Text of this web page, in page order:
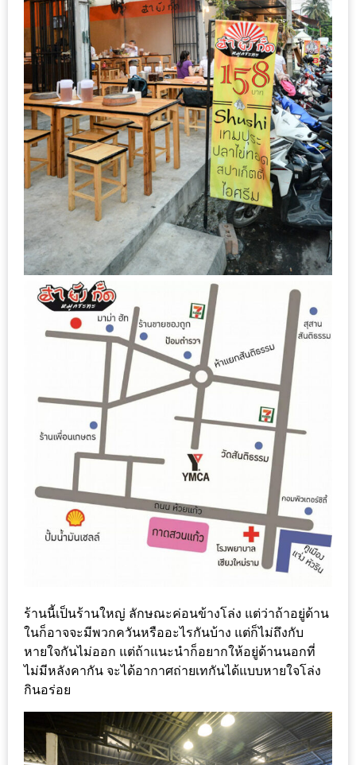
จาก
THE
DISH
EVENT
ที่
ต้อง
ห้าม
พลาด
สำหรับ
หนาว
นี้
กับ
PING
FAI
FESTIVAL
–
ช็อป
ฟิน
กิน
เพลิน
HFG
GAME
(SABAI
SEAFOOD)
FAIR
2017
เชียงใหม่
ร้านนี้เป็นร้านใหญ่ ลักษณะค่อนข้างโล่ง แต่ว่าถ้าอยู่ด้าน
ในก็อาจจะมีพวกควันหรืออะไรกันบ้าง แต่ก็ไม่ถึงกับ
หายใจกันไม่ออก แต่ถ้าแนะนำก็อยากให้อยู่ด้านนอกที่
ไม่มีหลังคากัน จะได้อากาศถ่ายเทกันได้แบบหายใจโล่ง
กินอร่อย